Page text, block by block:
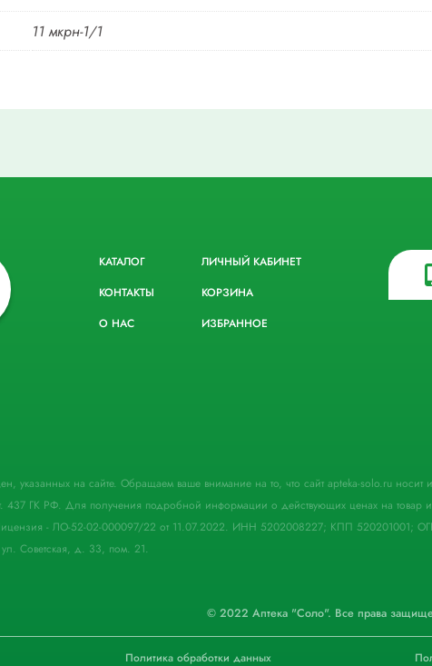
11 мкрн-1/1
КАТАЛОГ
КОНТАКТЫ
О НАС
ЛИЧНЫЙ КАБИНЕТ
КОРЗИНА
ИЗБРАННОЕ
цен, указанных на сайте. Обращаем ваше внимание на то, что сайт apteka-solo.ru
ГК РФ. Для получения подробной информации о действующих ценах на товар и
- ЛО-52-02-000097/22 от 11.07.2022. ИНН 5202008227; КПП 520201001;
Советская, д. 33, пом. 21.
© 2022 Аптека "Соло". Все права
Политика обработки данных